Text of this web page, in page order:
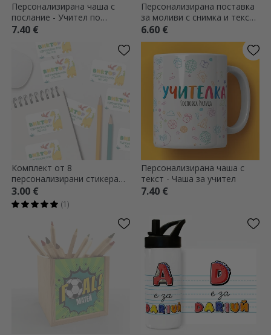
Персонализирана чаша с
послание - Учител по
изкуство
7.40 €
Персонализирана поставка
за моливи с снимка и текст -
Обратно на училище
6.60 €
Комплект от 8
персонализирани стикера
(самозалепващи се етикети)
за училище - Дино
3.00 €
(1)
Персонализирана чаша с
текст - Чаша за учител
7.40 €